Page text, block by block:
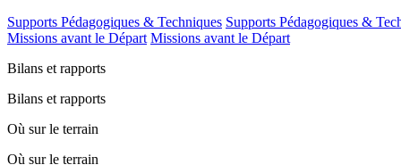
Supports Pédagogiques & Techniques Supports Pédagogiques &
Missions avant le Départ Missions avant le Départ
Bilans et rapports
Bilans et rapports
Où sur le terrain
Où sur le terrain